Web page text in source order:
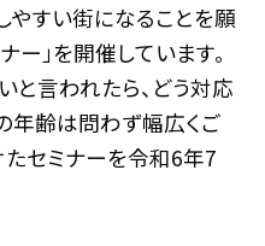
やすい街になることを願
ー」を開催しています。
と言われたら、どう対応
年齢は問わず幅広くご
セミナーを令和6年7